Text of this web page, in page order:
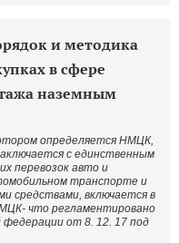
и методика
в сфере
наземным
определяется НМЦК,
с единственным
перевозок авто и
транспорте и
средствами, включается в
что регламентировано
от 8. 12. 17 под